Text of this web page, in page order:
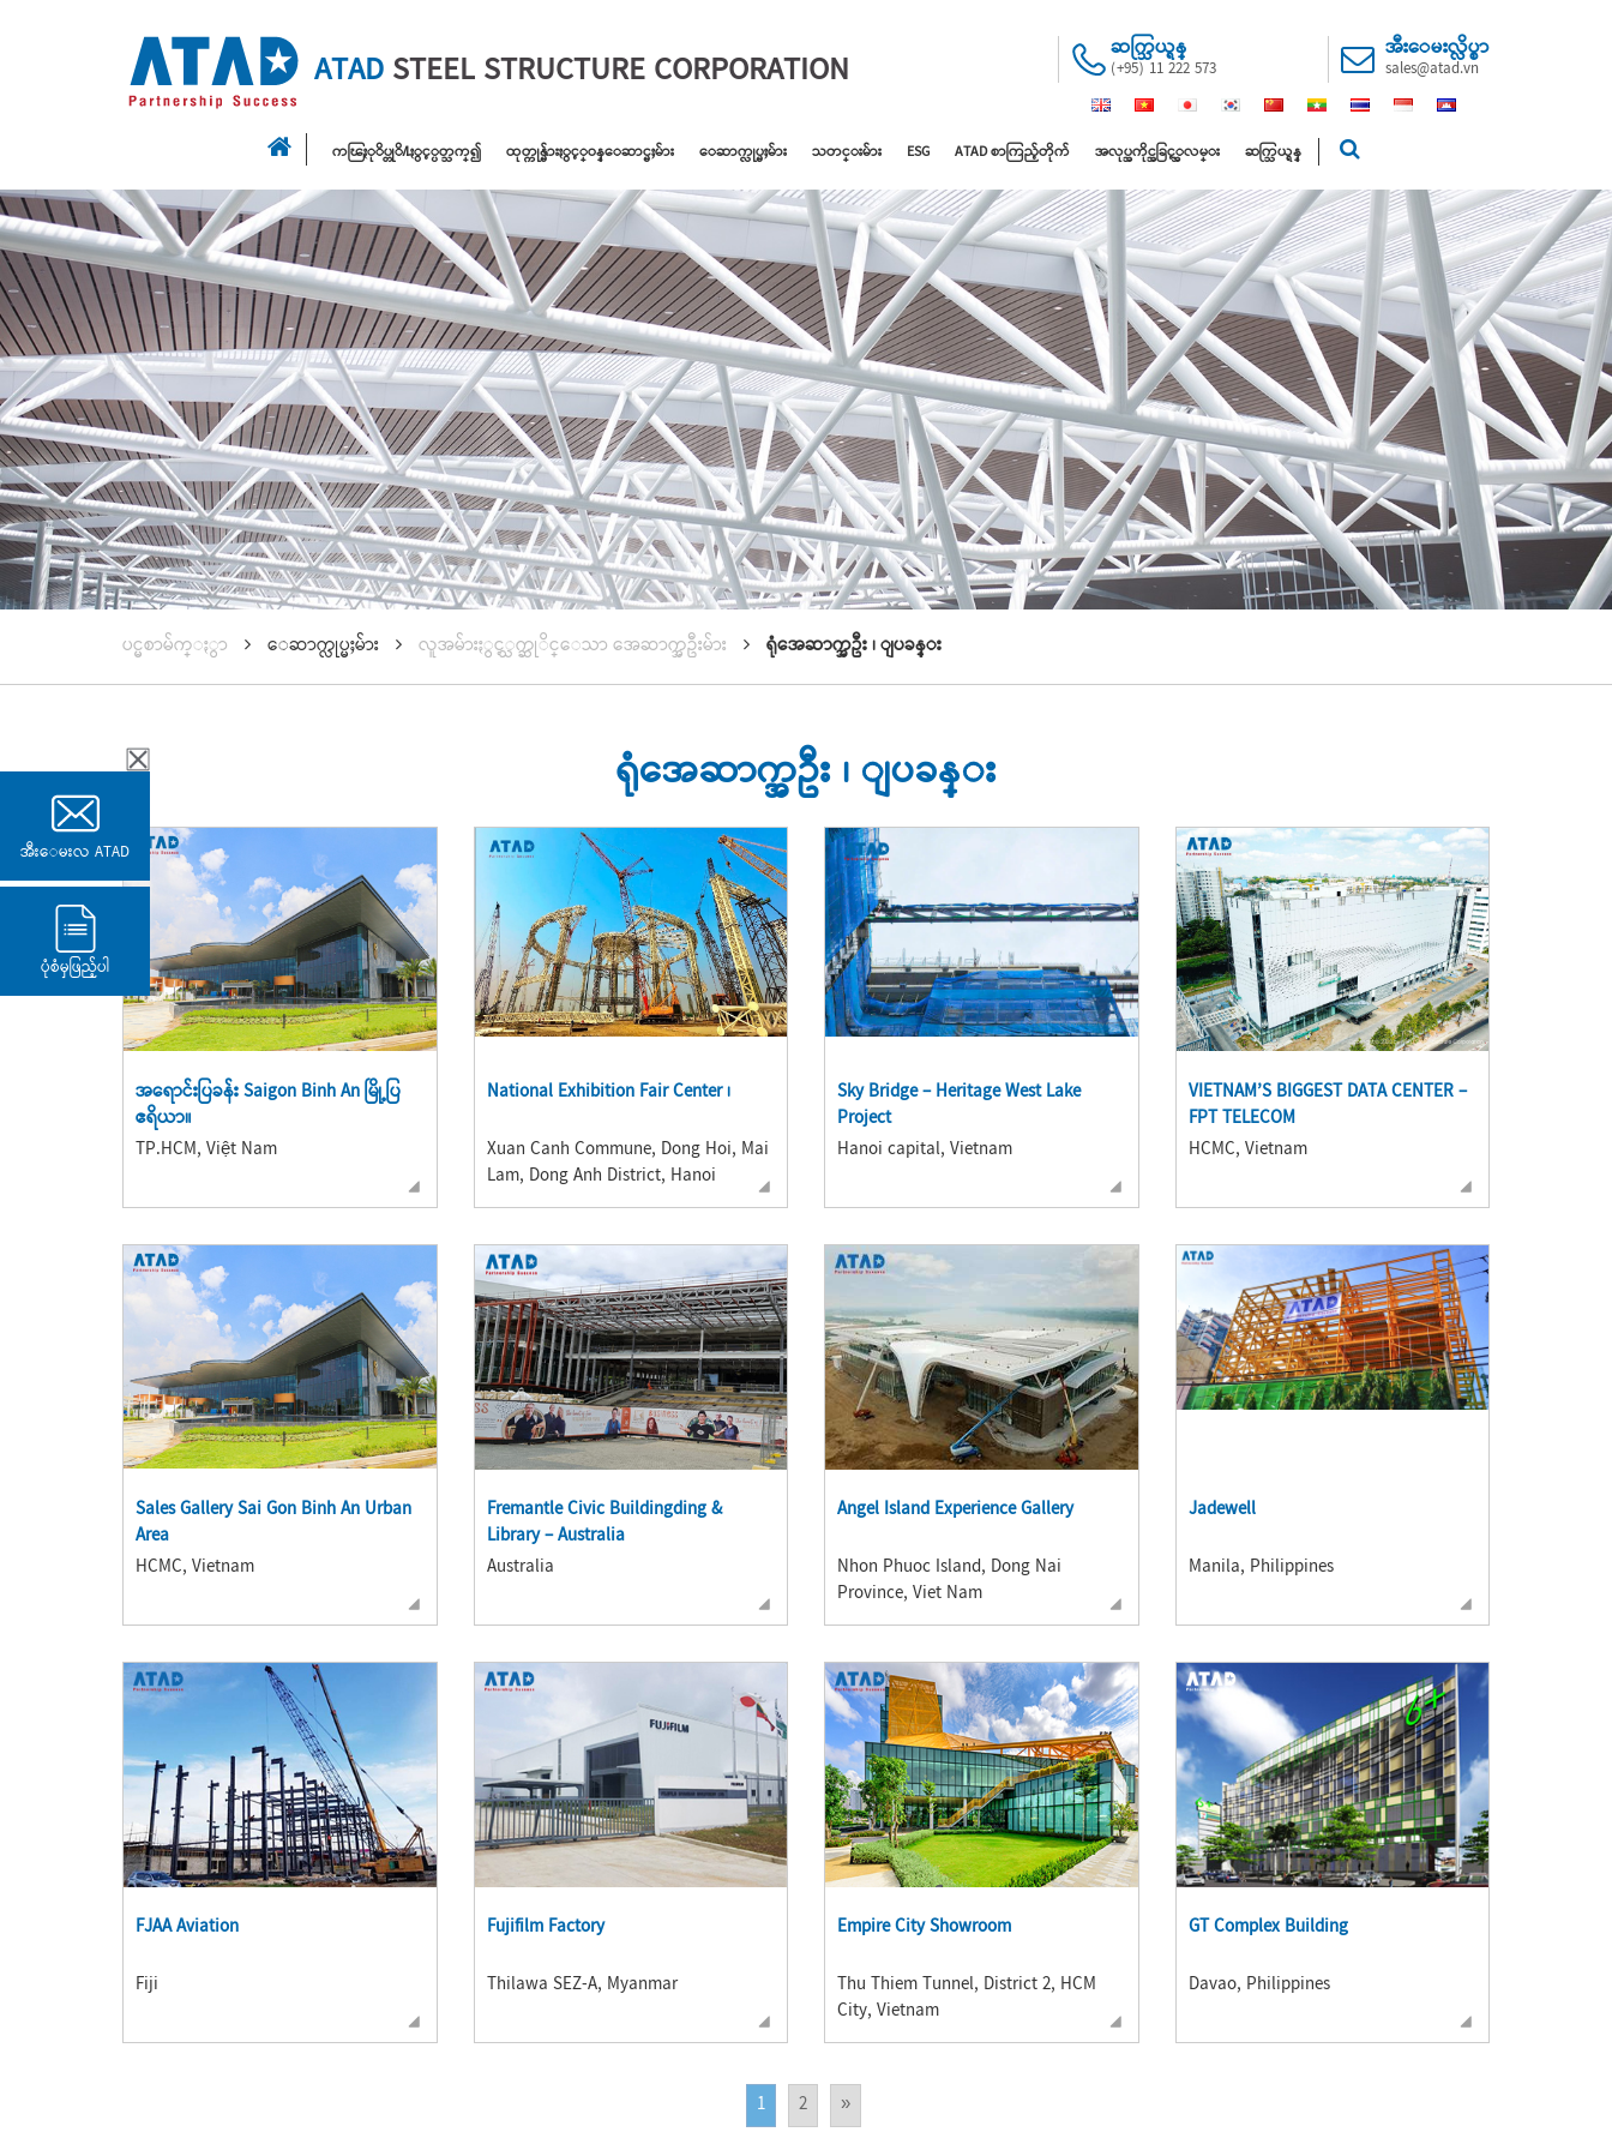
ATADSTEEL STRUCTURE CORPORATION ဆက္သြယ္ရန္
(+95) 11 222 573
အီးေမးလ္လိပ္စာ
sales@atad.vn
ကၽြႏုိပ္တုိ႔ႏွင့္ပတ္သက္၍ ထုတ္ကုန္မ်ားႏွင့္ဝန္ေဆာင္မႈမ်ား ေဆာက္လုပ္မႈမ်ား သတင္းမ်ား ESG ATAD စာကြည့်တိုက် အလုပ္အကိုင္အခြင့္အလမ္း ဆက္သြယ္ရန္
ပင္မစာမ်က္ႏွာ ေဆာက္လုပ္မႈမ်ား လူအမ်ားႏွင့္သက္ဆုိင္ေသာ အေဆာက္အဦးမ်ား ရုံအေဆာက္အဦး ၊ ျပခန္း
ရုံအေဆာက္အဦး ၊ ျပခန္း
အရောင်းပြခန်း Saigon Binh An မြို့ပြ
ဧရိယာ။
TP.HCM, Việt Nam
National Exhibition Fair Center ၊
Xuan Canh Commune, Dong Hoi, Mai
Lam, Dong Anh District, Hanoi
Sky Bridge – Heritage West Lake
Project
Hanoi capital, Vietnam
VIETNAM’S BIGGEST DATA CENTER –
FPT TELECOM
HCMC, Vietnam
Sales Gallery Sai Gon Binh An Urban
Area
HCMC, Vietnam
Fremantle Civic Buildingding &
Library – Australia
Australia
Angel Island Experience Gallery
Nhon Phuoc Island, Dong Nai
Province, Viet Nam
Jadewell
Manila, Philippines
FJAA Aviation
Fiji
Fujifilm Factory
Thilawa SEZ-A, Myanmar
Empire City Showroom
Thu Thiem Tunnel, District 2, HCM
City, Vietnam
GT Complex Building
Davao, Philippines
1 2 »
အီးေမးလ ATAD
ပုံစံမှဖြည့်ပါ